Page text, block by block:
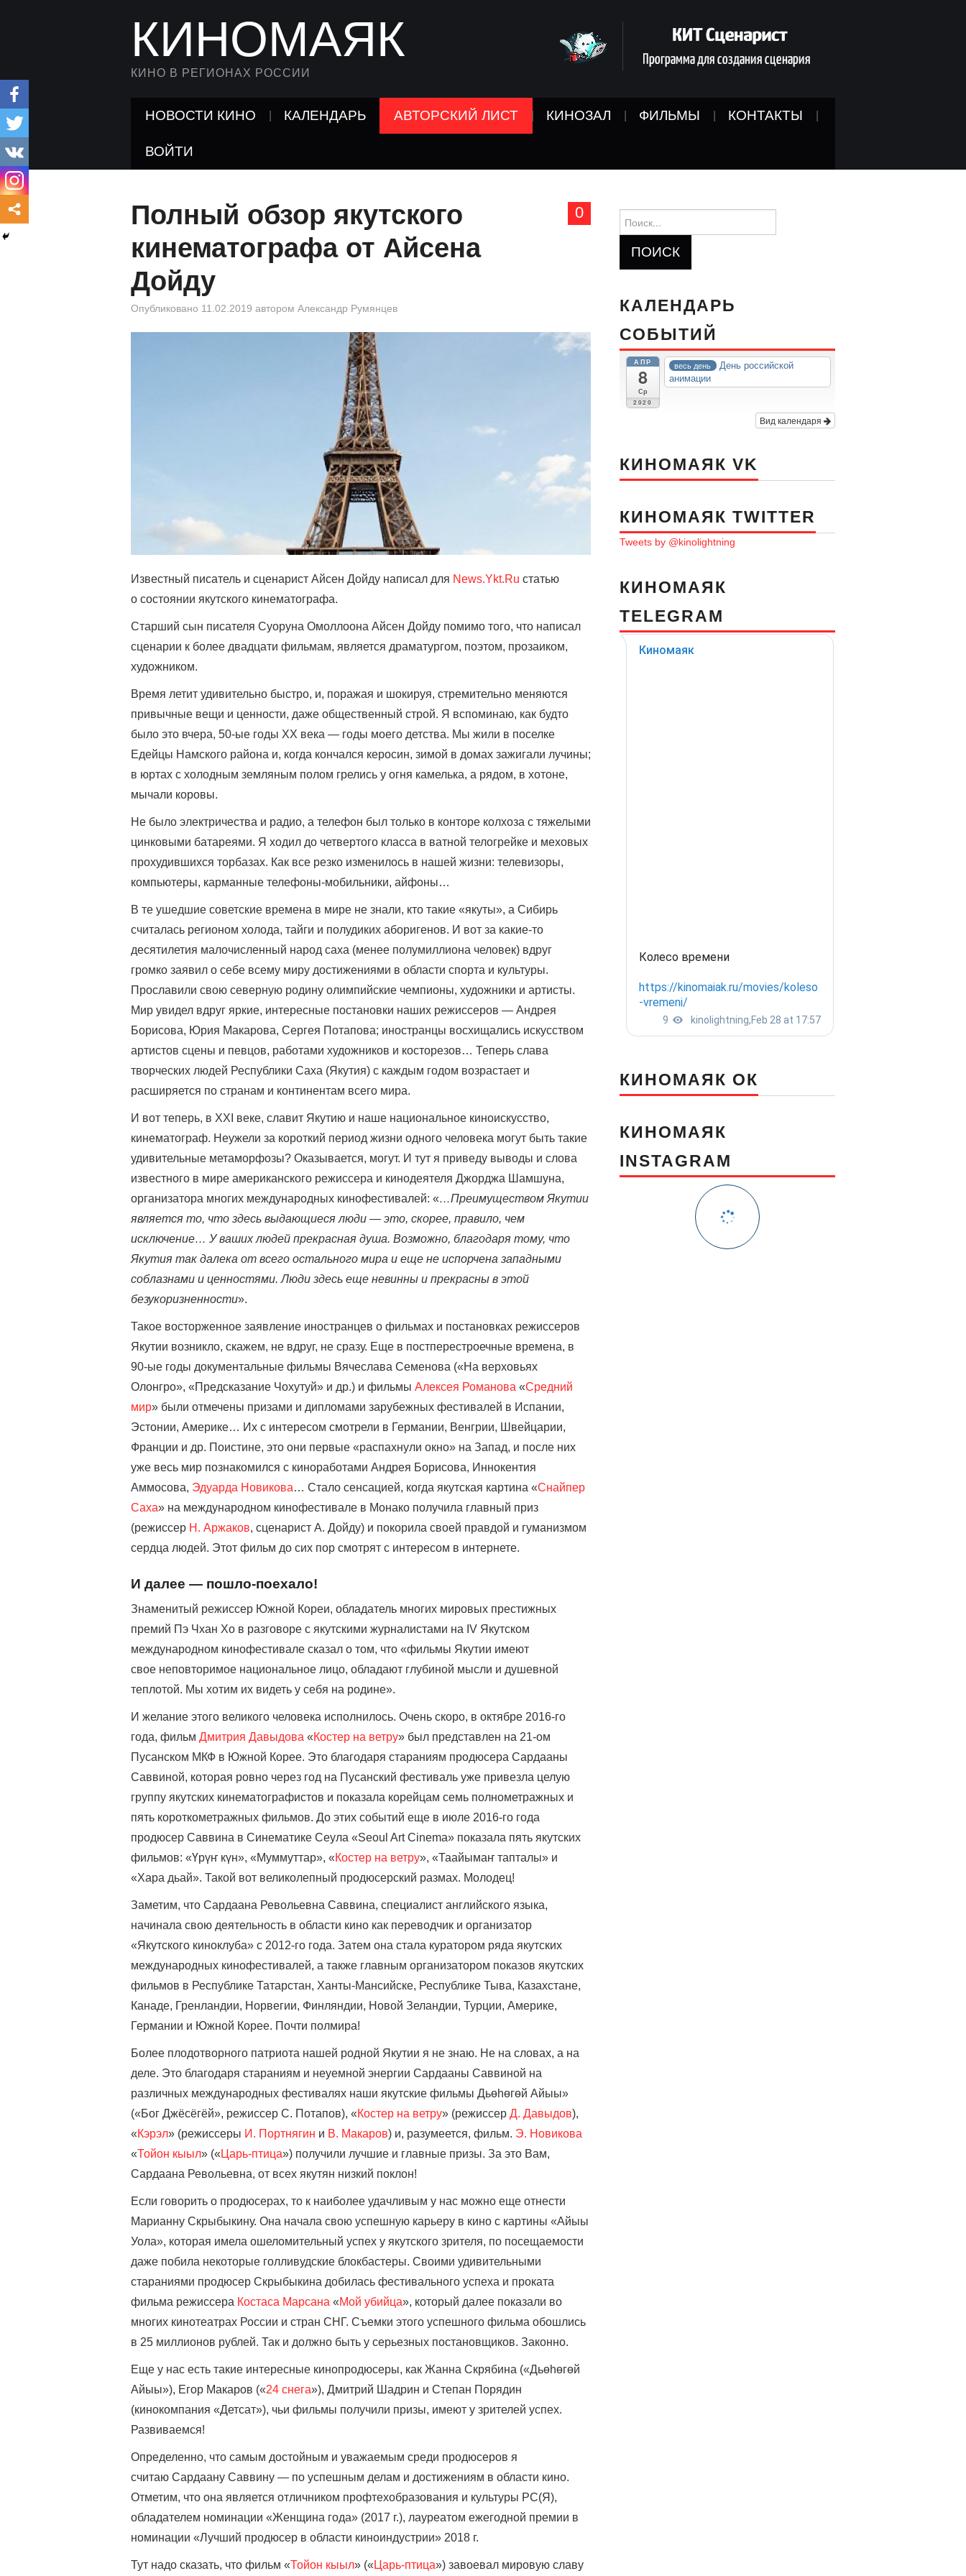
КИНОМАЯК
КИНО В РЕГИОНАХ РОССИИ
НОВОСТИ КИНО КАЛЕНДАРЬ АВТОРСКИЙ ЛИСТ КИНОЗАЛ ФИЛЬМЫ КОНТАКТЫ
ВОЙТИ
0
Полный обзор якутского
кинематографа от Айсена
Дойду
Опубликовано 11.02.2019 автором Александр Румянцев
Известный писатель и сценарист Айсен Дойду написал для News.Ykt.Ru статью
о состоянии якутского кинематографа.
Старший сын писателя Суоруна Омоллоона Айсен Дойду помимо того, что написал
сценарии к более двадцати фильмам, является драматургом, поэтом, прозаиком,
художником.
Время летит удивительно быстро, и, поражая и шокируя, стремительно меняются
привычные вещи и ценности, даже общественный строй. Я вспоминаю, как будто
было это вчера, 50-ые годы ХХ века — годы моего детства. Мы жили в поселке
Едейцы Намского района и, когда кончался керосин, зимой в домах зажигали лучины;
в юртах с холодным земляным полом грелись у огня камелька, а рядом, в хотоне,
мычали коровы.
Не было электричества и радио, а телефон был только в конторе колхоза с тяжелыми
цинковыми батареями. Я ходил до четвертого класса в ватной телогрейке и меховых
прохудившихся торбазах. Как все резко изменилось в нашей жизни: телевизоры,
компьютеры, карманные телефоны-мобильники, айфоны…
В те ушедшие советские времена в мире не знали, кто такие «якуты», а Сибирь
считалась регионом холода, тайги и полудиких аборигенов. И вот за какие-то
десятилетия малочисленный народ саха (менее полумиллиона человек) вдруг
громко заявил о себе всему миру достижениями в области спорта и культуры.
Прославили свою северную родину олимпийские чемпионы, художники и артисты.
Мир увидел вдруг яркие, интересные постановки наших режиссеров — Андрея
Борисова, Юрия Макарова, Сергея Потапова; иностранцы восхищались искусством
артистов сцены и певцов, работами художников и косторезов… Теперь слава
творческих людей Республики Саха (Якутия) с каждым годом возрастает и
расширяется по странам и континентам всего мира.
И вот теперь, в ХХI веке, славит Якутию и наше национальное киноискусство,
кинематограф. Неужели за короткий период жизни одного человека могут быть такие
удивительные метаморфозы? Оказывается, могут. И тут я приведу выводы и слова
известного в мире американского режиссера и кинодеятеля Джорджа Шамшуна,
организатора многих международных кинофестивалей: «…Преимуществом Якутии
является то, что здесь выдающиеся люди — это, скорее, правило, чем
исключение… У ваших людей прекрасная душа. Возможно, благодаря тому, что
Якутия так далека от всего остального мира и еще не испорчена западными
соблазнами и ценностями. Люди здесь еще невинны и прекрасны в этой
безукоризненности».
Такое восторженное заявление иностранцев о фильмах и постановках режиссеров
Якутии возникло, скажем, не вдруг, не сразу. Еще в постперестроечные времена, в
90-ые годы документальные фильмы Вячеслава Семенова («На верховьях
Олонгро», «Предсказание Чохутуй» и др.) и фильмы Алексея Романова «Средний
мир» были отмечены призами и дипломами зарубежных фестивалей в Испании,
Эстонии, Америке… Их с интересом смотрели в Германии, Венгрии, Швейцарии,
Франции и др. Поистине, это они первые «распахнули окно» на Запад, и после них
уже весь мир познакомился с киноработами Андрея Борисова, Иннокентия
Аммосова, Эдуарда Новикова… Стало сенсацией, когда якутская картина «Снайпер
Саха» на международном кинофестивале в Монако получила главный приз
(режиссер Н. Аржаков, сценарист А. Дойду) и покорила своей правдой и гуманизмом
сердца людей. Этот фильм до сих пор смотрят с интересом в интернете.
И далее — пошло-поехало!
Знаменитый режиссер Южной Кореи, обладатель многих мировых престижных
премий Пэ Чхан Хо в разговоре с якутскими журналистами на IV Якутском
международном кинофестивале сказал о том, что «фильмы Якутии имеют
свое неповторимое национальное лицо, обладают глубиной мысли и душевной
теплотой. Мы хотим их видеть у себя на родине».
И желание этого великого человека исполнилось. Очень скоро, в октябре 2016-го
года, фильм Дмитрия Давыдова «Костер на ветру» был представлен на 21-ом
Пусанском МКФ в Южной Корее. Это благодаря стараниям продюсера Сардааны
Саввиной, которая ровно через год на Пусанский фестиваль уже привезла целую
группу якутских кинематографистов и показала корейцам семь полнометражных и
пять короткометражных фильмов. До этих событий еще в июле 2016-го года
продюсер Саввина в Синематике Сеула «Seoul Art Cinema» показала пять якутских
фильмов: «Үрүҥ күн», «Муммуттар», «Костер на ветру», «Таайымаҥ тапталы» и
«Хара дьай». Такой вот великолепный продюсерский размах. Молодец!
Заметим, что Сардаана Револьевна Саввина, специалист английского языка,
начинала свою деятельность в области кино как переводчик и организатор
«Якутского киноклуба» с 2012-го года. Затем она стала куратором ряда якутских
международных кинофестивалей, а также главным организатором показов якутских
фильмов в Республике Татарстан, Ханты-Мансийске, Республике Тыва, Казахстане,
Канаде, Гренландии, Норвегии, Финляндии, Новой Зеландии, Турции, Америке,
Германии и Южной Корее. Почти полмира!
Более плодотворного патриота нашей родной Якутии я не знаю. Не на словах, а на
деле. Это благодаря стараниям и неуемной энергии Сардааны Саввиной на
различных международных фестивалях наши якутские фильмы Дьөһөгөй Айыы»
(«Бог Джёсёгёй», режиссер С. Потапов), «Костер на ветру» (режиссер Д. Давыдов),
«Кэрэл» (режиссеры И. Портнягин и В. Макаров) и, разумеется, фильм. Э. Новикова
«Тойон кыыл» (« Царь-птица») получили лучшие и главные призы. За это Вам,
Сардаана Револьевна, от всех якутян низкий поклон!
Если говорить о продюсерах, то к наиболее удачливым у нас можно еще отнести
Марианну Скрыбыкину. Она начала свою успешную карьеру в кино с картины «Айыы
Уола», которая имела ошеломительный успех у якутского зрителя, по посещаемости
даже побила некоторые голливудские блокбастеры. Своими удивительными
стараниями продюсер Скрыбыкина добилась фестивального успеха и проката
фильма режиссера Костаса Марсана «Мой убийца», который далее показали во
многих кинотеатрах России и стран СНГ. Съемки этого успешного фильма обошлись
в 25 миллионов рублей. Так и должно быть у серьезных постановщиков. Законно.
Еще у нас есть такие интересные кинопродюсеры, как Жанна Скрябина («Дьөһөгөй
Айыы»), Егор Макаров («24 снега»), Дмитрий Шадрин и Степан Порядин
(кинокомпания «Детсат»), чьи фильмы получили призы, имеют у зрителей успех.
Развиваемся!
Определенно, что самым достойным и уважаемым среди продюсеров я
считаю Сардаану Саввину — по успешным делам и достижениям в области кино.
Отметим, что она является отличником профтехобразования и культуры РС(Я),
обладателем номинации «Женщина года» (2017 г.), лауреатом ежегодной премии в
номинации «Лучший продюсер в области киноиндустрии» 2018 г.
Тут надо сказать, что фильм «Тойон кыыл» (« Царь-птица») завоевал мировую славу
КАЛЕНДАРЬ
СОБЫТИЙ
АПР
8
Ср
2020
весь день
День российской
анимации
Вид календаря
КИНОМАЯК VK
КИНОМАЯК TWITTER
Tweets by @kinolightning
КИНОМАЯК
TELEGRAM
КИНОМАЯК ОК
КИНОМАЯК
INSTAGRAM